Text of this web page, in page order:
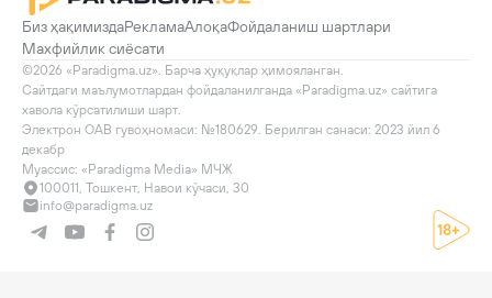
Биз ҳақимиздаРекламаАлоқаФойдаланиш шартлари
Махфийлик сиёсати
©2026 «Paradigma.uz». Барча ҳуқуқлар ҳимояланган.
Сайтдаги маълумотлардан фойдаланилганда «Paradigma.uz» сайтига
хавола кўрсатилиши шарт.
Электрон ОАВ гувоҳномаси: №180629. Берилган санаси: 2023 йил 6
декабр
Муассис: «Paradigma Media» МЧЖ
100011, Тошкент, Навои кўчаси, 30
info@paradigma.uz